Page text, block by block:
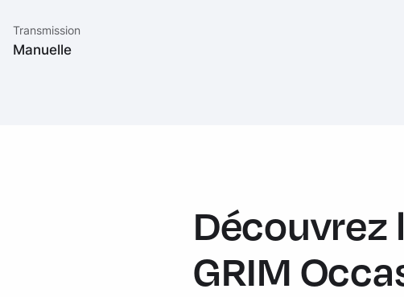
Transmission
Manuelle
Découvrez
GRIM